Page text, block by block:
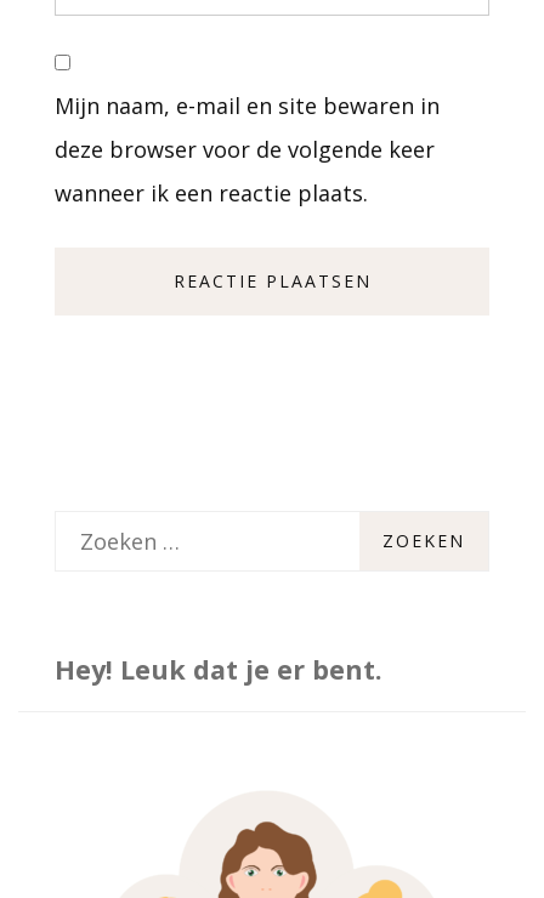
Mijn naam, e-mail en site bewaren in
deze browser voor de volgende keer
wanneer ik een reactie plaats.
k
Hey! Leuk dat je er bent.